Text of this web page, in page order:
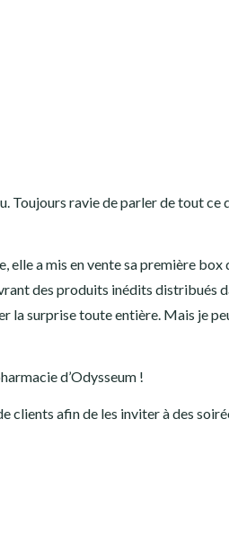
Toujours ravie de parler de tout ce
elle a mis en vente sa première box
des produits inédits distribués
la surprise toute entière. Mais je
d’Odysseum !
clients afin de les inviter à des